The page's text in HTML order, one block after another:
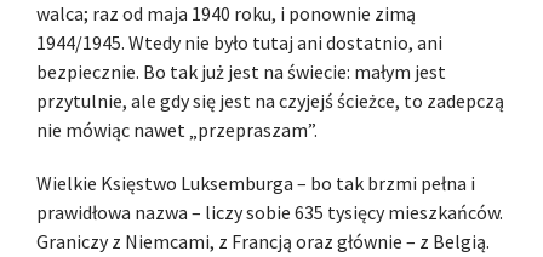
walca; raz od maja 1940 roku, i ponownie zimą
1944/1945. Wtedy nie było tutaj ani dostatnio, ani
bezpiecznie. Bo tak już jest na świecie: małym jest
przytulnie, ale gdy się jest na czyjejś ścieżce, to zadepczą
nie mówiąc nawet „przepraszam”.
Wielkie Księstwo Luksemburga – bo tak brzmi pełna i
prawidłowa nazwa – liczy sobie 635 tysięcy mieszkańców.
Graniczy z Niemcami, z Francją oraz głównie – z Belgią.